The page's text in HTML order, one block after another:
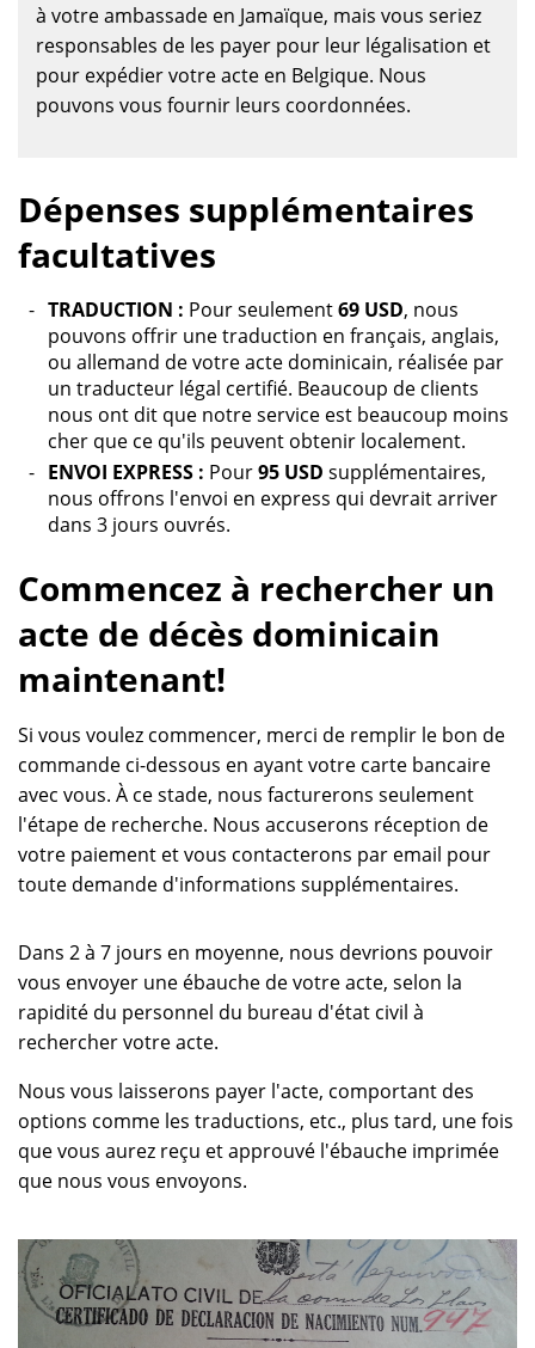
à votre ambassade en Jamaïque, mais vous seriez
responsables de les payer pour leur légalisation et
pour expédier votre acte en Belgique. Nous
pouvons vous fournir leurs coordonnées.
Dépenses supplémentaires
facultatives
TRADUCTION : Pour seulement69 USD, nous
pouvons offrir une traduction en français, anglais,
ou allemand de votre acte dominicain, réalisée par
un traducteur légal certifié. Beaucoup de clients
nous ont dit que notre service est beaucoup moins
cher que ce qu'ils peuvent obtenir localement.
ENVOI EXPRESS : Pour95 USD supplémentaires,
nous offrons l'envoi en express qui devrait arriver
dans 3 jours ouvrés.
Commencez à rechercher un
acte de décès dominicain
maintenant!
Si vous voulez commencer, merci de remplir le bon de
commande ci-dessous en ayant votre carte bancaire
avec vous. À ce stade, nous facturerons seulement
l'étape de recherche. Nous accuserons réception de
votre paiement et vous contacterons par email pour
toute demande d'informations supplémentaires.
Dans 2 à 7 jours en moyenne, nous devrions pouvoir
vous envoyer une ébauche de votre acte, selon la
rapidité du personnel du bureau d'état civil à
rechercher votre acte.
Nous vous laisserons payer l'acte, comportant des
options comme les traductions, etc., plus tard, une fois
que vous aurez reçu et approuvé l'ébauche imprimée
que nous vous envoyons.